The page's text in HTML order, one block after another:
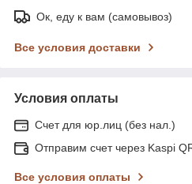
Ок, еду к вам (самовывоз)
Все условия доставки
Условия оплаты
Счет для юр.лиц (без нал.)
Отправим счет через Kaspi
Все условия оплаты